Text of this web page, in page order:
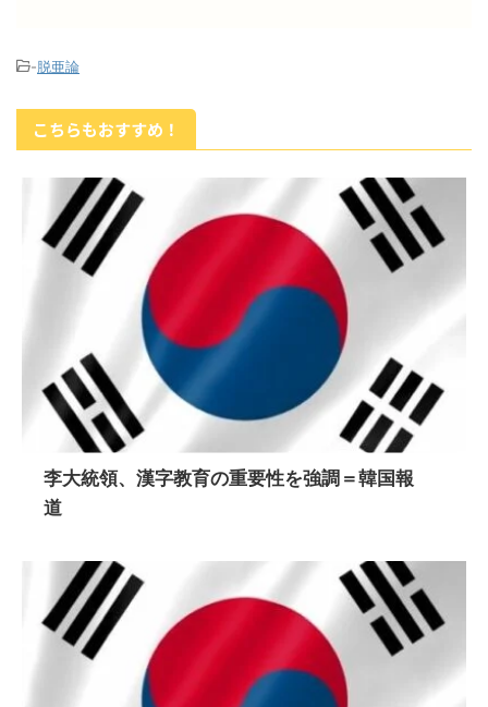
-脱亜論
こちらもおすすめ！
李大統領、漢字教育の重要性を強調＝韓国報
道